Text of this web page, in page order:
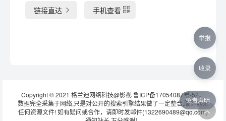
链接直达 手机查看
Copyright © 2021 格兰迪网络科技@影视鲁ICP备17054087号-52。
数据完全采集于网络,只是对公开的搜索引擎结果做了一定整合,服务器无
任何资源文件! 如有疑问或合作，请即时发邮件(1322690489@qq.com)
免责声明
举报
收录